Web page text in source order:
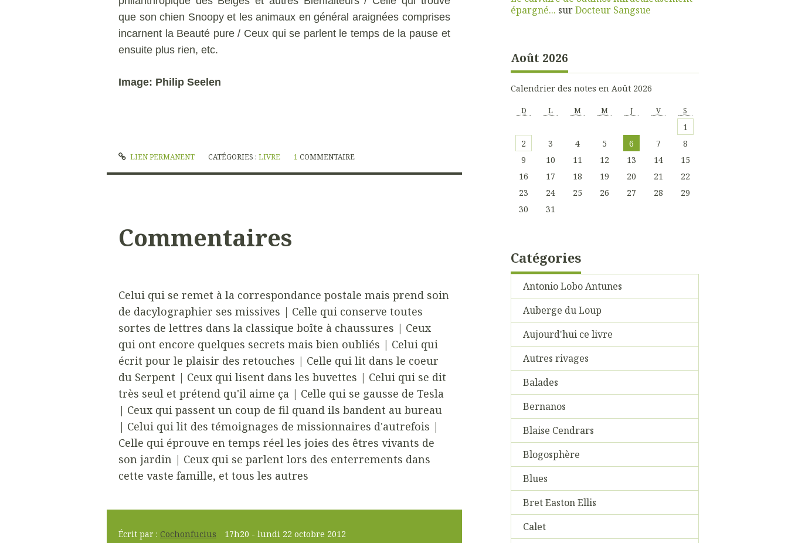
que son chien Snoopy et les animaux en général araignées comprises
incarnent la Beauté pure / Ceux qui se parlent le temps de la pause et
ensuite plus rien, etc.
Image: Philip Seelen
LIEN PERMANENT CATÉGORIES :LIVRE 1 COMMENTAIRE
Commentaires
Celui qui se remet à la correspondance postale mais prend soin
de dacylographier ses missives | Celle qui conserve toutes
sortes de lettres dans la classique boîte à chaussures | Ceux
qui ont encore quelques secrets mais bien oubliés | Celui qui
écrit pour le plaisir des retouches | Celle qui lit dans le coeur
du Serpent | Ceux qui lisent dans les buvettes | Celui qui se dit
très seul et prétend qu'il aime ça | Celle qui se gausse de Tesla
| Ceux qui passent un coup de fil quand ils bandent au bureau
| Celui qui lit des témoignages de missionnaires d'autrefois |
Celle qui éprouve en temps réel les joies des êtres vivants de
son jardin | Ceux qui se parlent lors des enterrements dans
cette vaste famille, et tous les autres
Écrit par : Cochonfucius 17h20 - lundi 22 octobre 2012
épargné... surDocteur Sangsue
Août 2026
Calendrier des notes en Août 2026
D L M M J V S
1
2
3 4 5 6 7
8
9
10 11 12 13 14
15
16
17 18 19 20 21
22
23
24 25 26 27 28
29
30
31
Catégories
Antonio Lobo Antunes
Auberge du Loup
Aujourd'hui ce livre
Autres rivages
Balades
Bernanos
Blaise Cendrars
Blogosphère
Blues
Bret Easton Ellis
Calet